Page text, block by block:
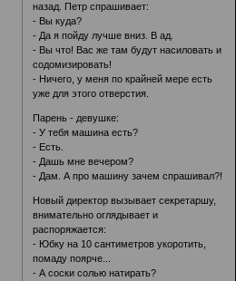
назад. Петр спрашивает:
- Вы куда?
- Да я пойду лучше вниз. В ад.
- Вы что! Вас же там будут насиловать и
содомизировать!
- Ничего, у меня по крайней мере есть
уже для этого отверстия.
Парень - девушке:
- У тебя машина есть?
- Есть.
- Дашь мне вечером?
- Дам. А про машину зачем спрашивал?!
Новый директор вызывает секретаршу,
внимательно оглядывает и
распоряжается:
- Юбку на 10 сантиметров укоротить,
помаду поярче...
- А соски солью натирать?